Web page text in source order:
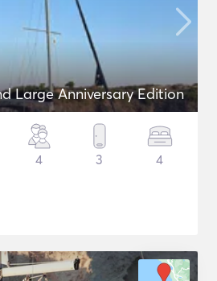
Large Anniversary Edition
4 3 4